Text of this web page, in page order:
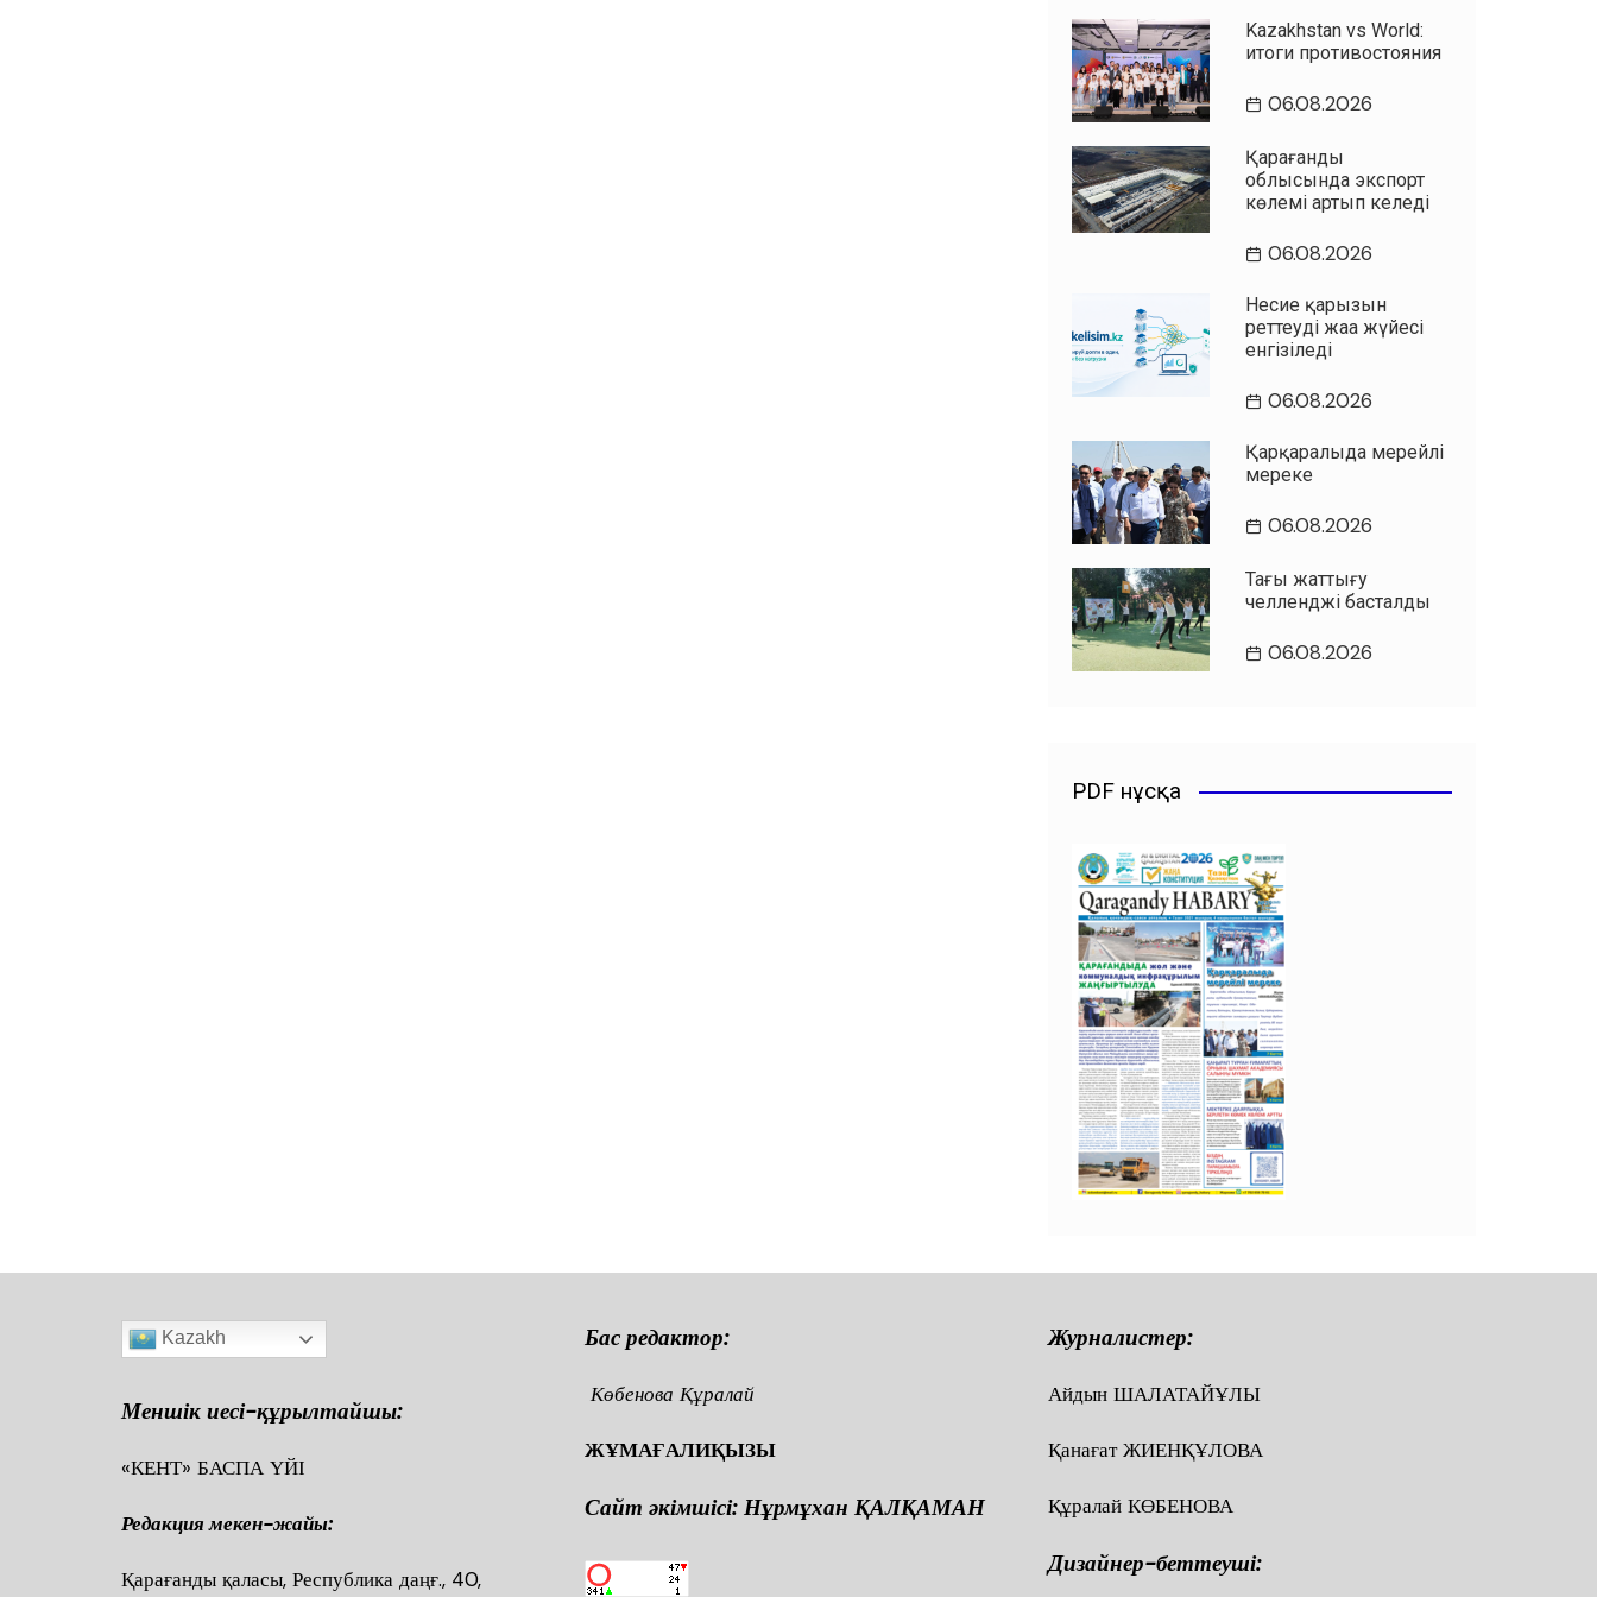
Kazakhstan vs World:
итоги противостояния
06.08.2026
Қарағанды
облысында экспорт
көлемі артып келеді
06.08.2026
Несие қарызын
реттеудің жаңа жүйесі
енгізіледі
06.08.2026
Қарқаралыда мерейлі
мереке
06.08.2026
Таңғы жаттығу
челленджі басталды
06.08.2026
PDF нұсқа
Kazakh
Меншік иесі-құрылтайшы:
«КЕНТ» БАСПА ҮЙІ
Редакция мекен-жайы:
Қарағанды қаласы, Республика даңғ., 40,
Бас редактор:
Көбенова Құралай
ЖҰМАҒАЛИҚЫЗЫ
Сайт әкімшісі: Нұрмұхан ҚАЛҚАМАН
Журналистер:
Айдын ШАЛАТАЙҰЛЫ
Қанағат ЖИЕНҚҰЛОВА
Құралай КӨБЕНОВА
Дизайнер-беттеуші: